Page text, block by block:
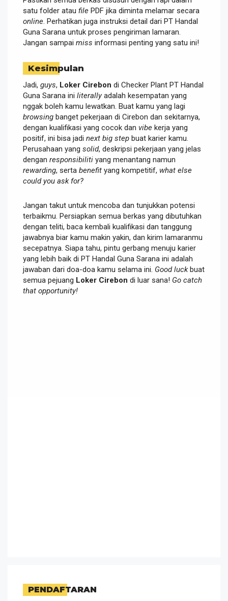
satu folder atau file PDF jika diminta melamar secara
online . Perhatikan juga instruksi detail dari PT Handal
Guna Sarana untuk proses pengiriman lamaran.
Jangan sampai miss informasi penting yang satu ini!
Kesimpulan
Jadi, guys, Loker Cirebon di Checker Plant PT Handal
Guna Sarana ini literallyadalah kesempatan yang
nggak boleh kamu lewatkan. Buat kamu yang lagi
browsing banget pekerjaan di Cirebon dan sekitarnya,
dengan kualifikasi yang cocok dan vibe kerja yang
positif, ini bisa jadi next big step buat karier kamu.
Perusahaan yang solid, deskripsi pekerjaan yang jelas
dengan responsibiliti yang menantang namun
rewarding, serta benefit yang kompetitif, what else
could you ask for?
Jangan takut untuk mencoba dan tunjukkan potensi
terbaikmu. Persiapkan semua berkas yang dibutuhkan
dengan teliti, baca kembali kualifikasi dan tanggung
jawabnya biar kamu makin yakin, dan kirim lamaranmu
secepatnya. Siapa tahu, pintu gerbang menuju karier
yang lebih baik di PT Handal Guna Sarana ini adalah
jawaban dari doa-doa kamu selama ini. Good luckbuat
semua pejuang Loker Cirebon di luar sana! Go catch
that opportunity!
PENDAFTARAN